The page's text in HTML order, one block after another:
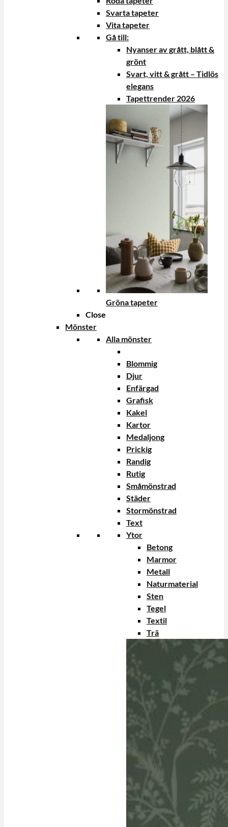
Svarta tapeter
Vita tapeter
Gå till:
Nyanser av grått, blått &
grönt
Svart, vitt & grått – Tidlös
elegans
Tapettrender 2026
Gröna tapeter
Close
Mönster
Alla mönster
Blommig
Djur
Enfärgad
Grafisk
Kakel
Kartor
Medaljong
Prickig
Randig
Rutig
Småmönstrad
Städer
Stormönstrad
Text
Ytor
Betong
Marmor
Metall
Naturmaterial
Sten
Tegel
Textil
Trä